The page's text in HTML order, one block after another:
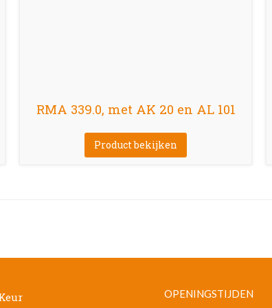
RMA 339.0, met AK 20 en AL 101
Product bekijken
OPENINGSTIJDEN